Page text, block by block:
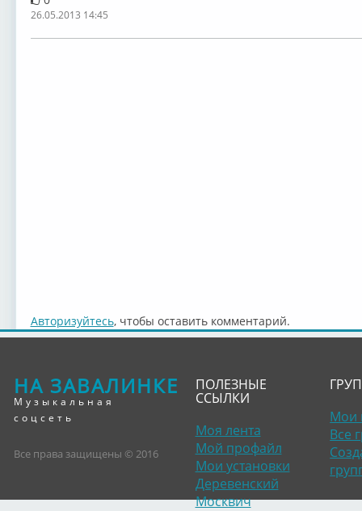
26.05.2013 14:45
Авторизуйтесь, чтобы оставить комментарий.
НА ЗАВАЛИНКЕ
Музыкальная
соцсеть
Все права защищены © 2016
ПОЛЕЗНЫЕ
ССЫЛКИ
Моя лента
Мой профайл
Мои установки
Деревенский
Москвич
Мои
Все